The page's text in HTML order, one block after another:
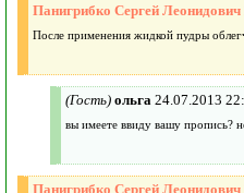
Панигрибко Сергей Леонидович
После применения жидкой пудры
(Гость) ольга 24.07.2013
вы имеете ввиду вашу пропись?
Панигрибко Сергей Леонидович